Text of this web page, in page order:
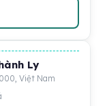
Ly
Việt Nam